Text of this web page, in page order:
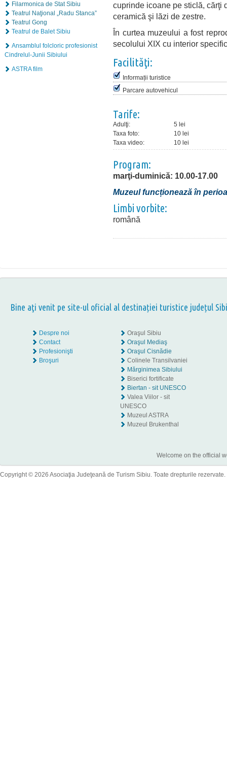
Filarmonica de Stat Sibiu
Teatrul Naţional „Radu Stanca”
Teatrul Gong
Teatrul de Balet Sibiu
Ansamblul folcloric profesionist
Cindrelul-Junii Sibiului
ASTRA film
cuprinde icoane pe sticlă, cărţi
ceramică şi lăzi de zestre.
În curtea muzeului a fost
secolului XIX cu interior
Facilităţi:
Informații turistice
Parcare autovehicul
Tarife:
Adulţi:
5 lei
Taxa foto:
10 lei
Taxa video:
10 lei
Program:
marţi-duminică: 10.00-17.00
Muzeul funcționează în
Limbi vorbite:
română
Bine aţi venit pe site-ul oficial al destinației turistice județul
Despre noi
Contact
Profesionişti
Broşuri
Oraşul Sibiu
Oraşul Mediaş
Oraşul Cisnădie
Colinele Transilvaniei
Mărginimea Sibiului
Biserici fortificate
Biertan - sit UNESCO
Valea Viilor - sit
UNESCO
Muzeul ASTRA
Muzeul Brukenthal
Welcome on the official
Copyright © 2026 Asociaţia Judeţeană de Turism Sibiu. Toate drepturile rezervate.